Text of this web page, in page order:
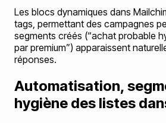
Les blocs dynamiques dans
tags, permettant des campagnes
segments créés (“achat probable
par premium”) apparaissent
réponses.
Automatisation,
hygiène des listes